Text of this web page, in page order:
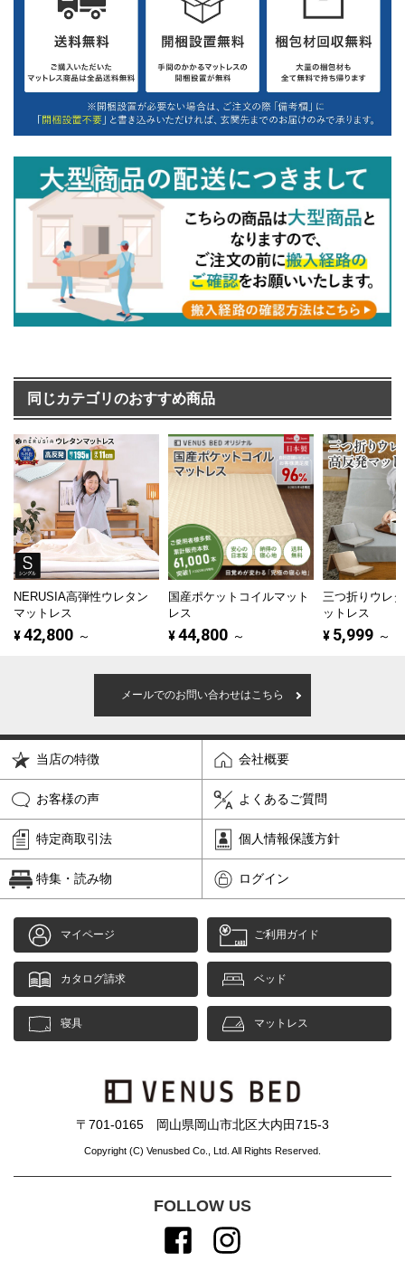
同じカテゴリのおすすめ商品
NERUSIA高弾性ウレタン
マットレス
¥42,800 ～
国産ポケットコイルマット
レス
¥44,800 ～
三つ折りウレ
ットレス
¥ 5,999 ～
メールでのお問い合わせはこちら
当店の特徴 会社概要
お客様の声 よくあるご質問
特定商取引法 個人情報保護方針
特集・読み物 ログイン
マイページ ご利用ガイド
カタログ請求 ベッド
寝具 マットレス
〒701-0165 岡山県岡山市北区大内田715-3
Copyright (C) Venusbed Co., Ltd. All Rights Reserved.
FOLLOW US